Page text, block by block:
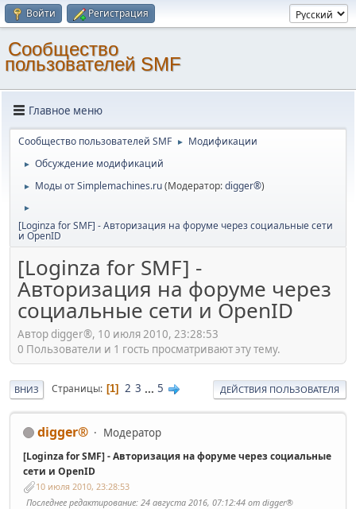
Войти Регистрация
Cообщество
пользователей SMF
Главное меню
Cообщество пользователей SMF ► Модификации
► Обсуждение модификаций
► Моды от Simplemachines.ru(Модератор:digger®)
►
[Loginza for SMF] - Авторизация на форуме через социальные сети
и OpenID
[Loginza for SMF] -
Авторизация на форуме через
социальные сети и OpenID
Автор digger®, 10 июля 2010, 23:28:53
0 Пользователи и 1 гость просматривают эту тему.
ВНИЗ Страницы 1 2 3 ... 5 ДЕЙСТВИЯ ПОЛЬЗОВАТЕЛЯ
digger® Модератор
[Loginza for SMF] - Авторизация на форуме через социальные
сети и OpenID
10 июля 2010, 23:28:53
Последнее редактирование: 24 августа 2016, 07:12:44 от digger®